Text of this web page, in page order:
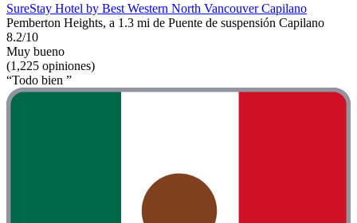
SureStay Hotel by Best Western North Vancouver Capilano
Pemberton Heights, a 1.3 mi de Puente de suspensión Capilano
8.2/10
Muy bueno
(1,225 opiniones)
“Todo bien ”